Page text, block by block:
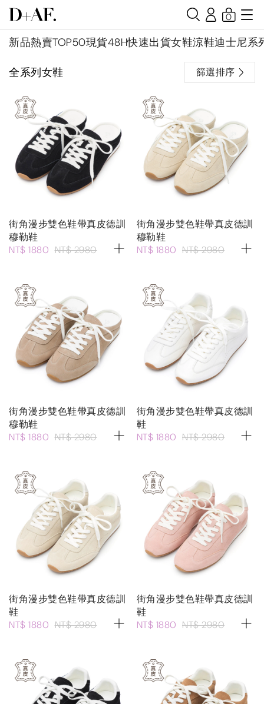
新品熱賣TOP50現貨48H快速出貨女鞋涼鞋迪士尼系
0
全系列女鞋 篩選排序
街角漫步雙色鞋帶真皮德訓
穆勒鞋
NT$ 1880 NT$ 2980
街角漫步雙色鞋帶真皮德訓
穆勒鞋
NT$ 1880 NT$ 2980
街角漫步雙色鞋帶真皮德訓
穆勒鞋
NT$ 1880 NT$ 2980
街角漫步雙色鞋帶真皮德訓
鞋
NT$ 1880 NT$ 2980
街角漫步雙色鞋帶真皮德訓
鞋
NT$ 1880 NT$ 2980
街角漫步雙色鞋帶真皮德訓
鞋
NT$ 1880 NT$ 2980